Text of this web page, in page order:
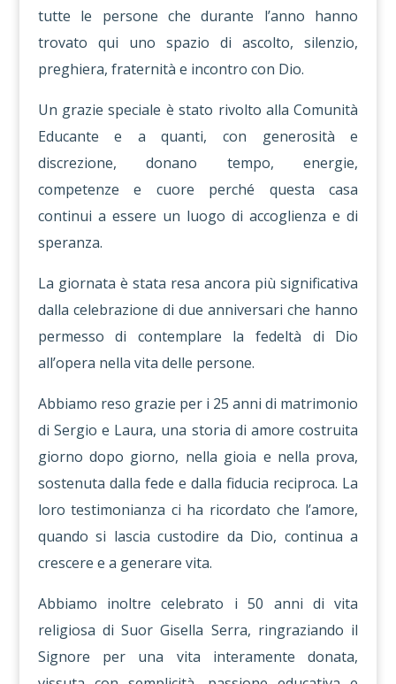
tutte le persone che durante l’anno hanno
trovato qui uno spazio di ascolto, silenzio,
preghiera, fraternità e incontro con Dio.
Un grazie speciale è stato rivolto alla Comunità
Educante e a quanti, con generosità e
discrezione, donano tempo, energie,
competenze e cuore perché questa casa
continui a essere un luogo di accoglienza e di
speranza.
La giornata è stata resa ancora più significativa
dalla celebrazione di due anniversari che hanno
permesso di contemplare la fedeltà di Dio
all’opera nella vita delle persone.
Abbiamo reso grazie per i 25 anni di matrimonio
di Sergio e Laura, una storia di amore costruita
giorno dopo giorno, nella gioia e nella prova,
sostenuta dalla fede e dalla fiducia reciproca. La
loro testimonianza ci ha ricordato che l’amore,
quando si lascia custodire da Dio, continua a
crescere e a generare vita.
Abbiamo inoltre celebrato i 50 anni di vita
religiosa di Suor Gisella Serra, ringraziando il
Signore per una vita interamente donata,